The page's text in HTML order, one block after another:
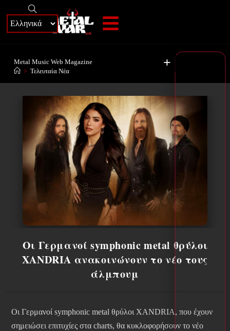
+
Metal Music Web Magazine
> Τελευταία Νέα
Οι Γερμανοί symphonic metal θρύλοι
XANDRIA ανακοινώνουν το νέο τους
άλμπουμ
Οι Γερμανοί symphonic metal θρύλοι XANDRIA, που έχουν
σημειώσει επιτυχίες στα charts, θα κυκλοφορήσουν το νέο